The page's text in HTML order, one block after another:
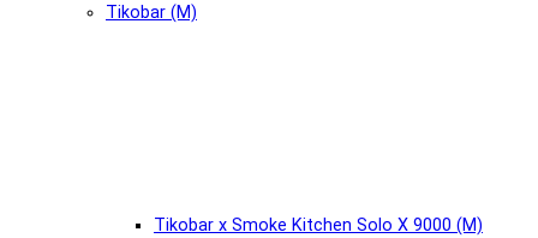
Tikobar (М)
Tikobar x Smoke Kitchen Solo X 9000 (М)